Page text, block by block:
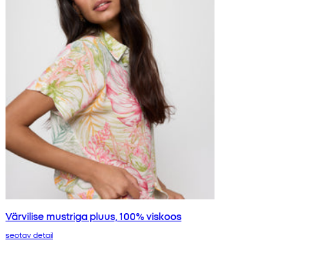
Värvilise mustriga pluus, 100% viskoos
seotav detail